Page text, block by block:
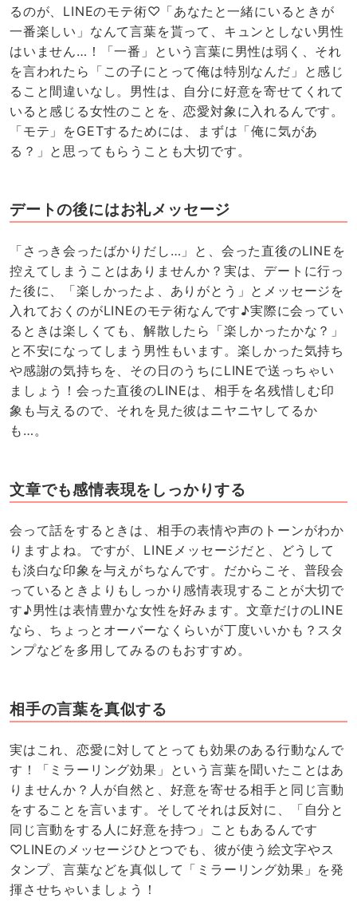
るのが、LINEのモテ術♡「あなたと一緒にいるときが
一番楽しい」なんて言葉を貰って、キュンとしない男性
はいません…！「一番」という言葉に男性は弱く、それ
を言われたら「この子にとって俺は特別なんだ」と感じ
ること間違いなし。男性は、自分に好意を寄せてくれて
いると感じる女性のことを、恋愛対象に入れるんです。
「モテ」をGETするためには、まずは「俺に気があ
る？」と思ってもらうことも大切です。
デートの後にはお礼メッセージ
「さっき会ったばかりだし…」と、会った直後のLINEを
控えてしまうことはありませんか？実は、デートに行っ
た後に、「楽しかったよ、ありがとう」とメッセージを
入れておくのがLINEのモテ術なんです♪実際に会ってい
るときは楽しくても、解散したら「楽しかったかな？」
と不安になってしまう男性もいます。楽しかった気持ち
や感謝の気持ちを、その日のうちにLINEで送っちゃい
ましょう！会った直後のLINEは、相手を名残惜しむ印
象も与えるので、それを見た彼はニヤニヤしてるか
も…。
文章でも感情表現をしっかりする
会って話をするときは、相手の表情や声のトーンがわか
りますよね。ですが、LINEメッセージだと、どうして
も淡白な印象を与えがちなんです。だからこそ、普段会
っているときよりもしっかり感情表現することが大切で
す♪男性は表情豊かな女性を好みます。文章だけのLINE
なら、ちょっとオーバーなくらいが丁度いいかも？スタ
ンプなどを多用してみるのもおすすめ。
相手の言葉を真似する
実はこれ、恋愛に対してとっても効果のある行動なんで
す！「ミラーリング効果」という言葉を聞いたことはあ
りませんか？人が自然と、好意を寄せる相手と同じ言動
をすることを言います。そしてそれは反対に、「自分と
同じ言動をする人に好意を持つ」こともあるんです
♡LINEのメッセージひとつでも、彼が使う絵文字やス
タンプ、言葉などを真似して「ミラーリング効果」を発
揮させちゃいましょう！